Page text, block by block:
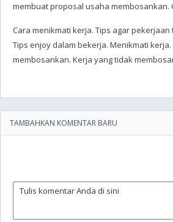
membuat proposal usaha membosankan.
Cara menikmati kerja. Tips agar
Tips enjoy dalam bekerja. Menikmati
membosankan. Kerja yang tidak
TAMBAHKAN KOMENTAR BARU